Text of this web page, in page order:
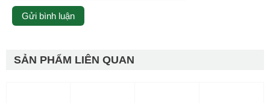
SẢN PHẨM LIÊN QUAN